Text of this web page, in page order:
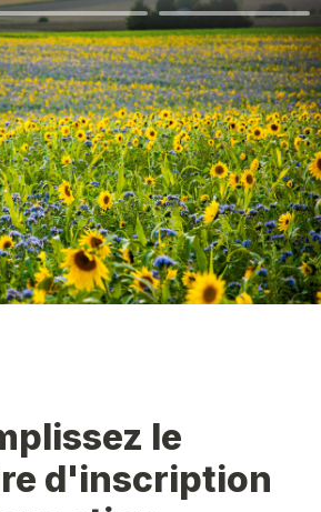
le
d'inscription